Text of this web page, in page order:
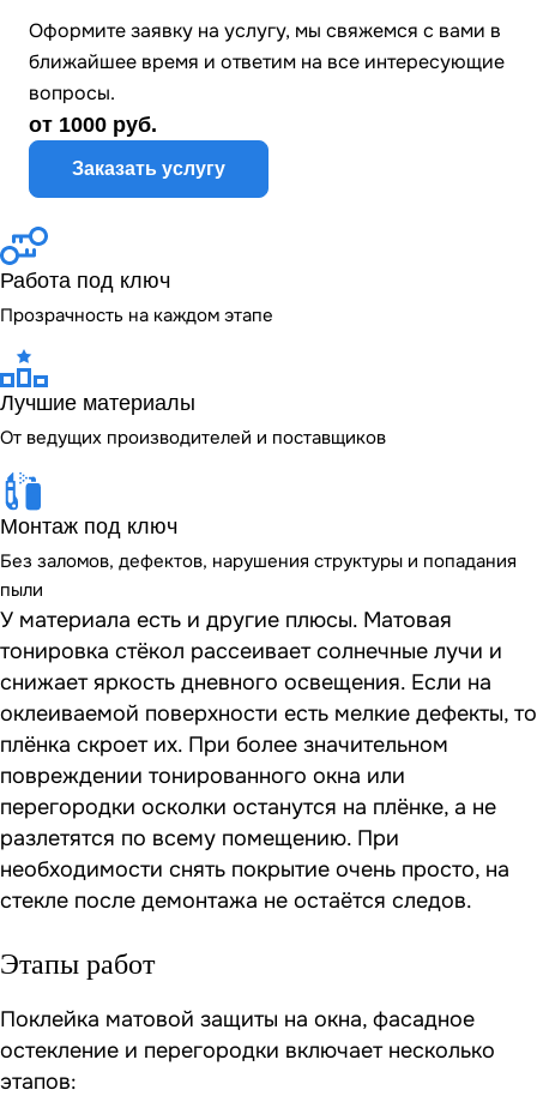
Оформите заявку на услугу, мы свяжемся с вами в
ближайшее время и ответим на все интересующие
вопросы.
от 1000 руб.
Заказать услугу
Работа под ключ
Прозрачность на каждом этапе
Лучшие материалы
От ведущих производителей и поставщиков
Монтаж под ключ
Без заломов, дефектов, нарушения структуры и попадания
пыли
У материала есть и другие плюсы. Матовая
тонировка стёкол рассеивает солнечные лучи и
снижает яркость дневного освещения. Если на
оклеиваемой поверхности есть мелкие дефекты, то
плёнка скроет их. При более значительном
повреждении тонированного окна или
перегородки осколки останутся на плёнке, а не
разлетятся по всему помещению. При
необходимости снять покрытие очень просто, на
стекле после демонтажа не остаётся следов.
Этапы работ
Поклейка матовой защиты на окна, фасадное
остекление и перегородки включает несколько
этапов: